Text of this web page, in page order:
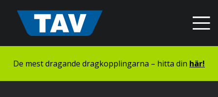
sisältöön
De mest dragande dragkopplingarna – hitta din här!